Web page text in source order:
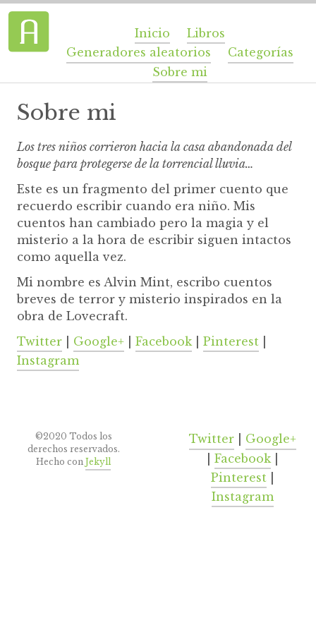
Inicio
Libros
Generadores aleatorios
Categorías
Sobre mi
Sobre mi
Los tres niños corrieron hacia la casa abandonada del
bosque para protegerse de la torrencial lluvia…
Este es un fragmento del primer cuento que
recuerdo escribir cuando era niño. Mis
cuentos han cambiado pero la magia y el
misterio a la hora de escribir siguen intactos
como aquella vez.
Mi nombre es Alvin Mint, escribo cuentos
breves de terror y misterio inspirados en la
obra de Lovecraft.
Twitter
Google+ Facebook Pinterest
Instagram
©2020 Todos los
derechos reservados.
Hecho con Jekyll
Twitter
Google+
Facebook
Pinterest
Instagram